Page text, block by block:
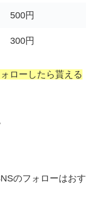
500円
300円
ローしたら貰える
のフォローはおす